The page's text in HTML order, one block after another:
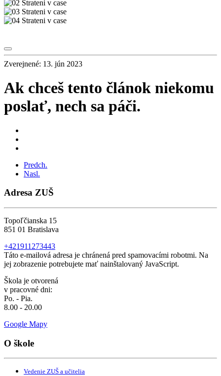
Zverejnené: 13. jún 2023
Ak chceš tento článok niekomu
poslať, nech sa páči.
Predch.
Nasl.
Adresa ZUŠ
Topoľčianska 15
851 01 Bratislava
+421911273443
Táto e-mailová adresa je chránená pred spamovacími robotmi. Na
jej zobrazenie potrebujete mať nainštalovaný JavaScript.
Škola je otvorená
v pracovné dni:
Po. - Pia.
8.00 - 20.00
Google Mapy
O škole
Vedenie ZUŠ a učitelia